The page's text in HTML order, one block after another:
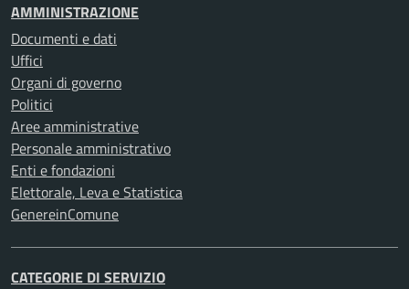
AMMINISTRAZIONE
Documenti e dati
Uffici
Organi di governo
Politici
Aree amministrative
Personale amministrativo
Enti e fondazioni
Elettorale, Leva e Statistica
GenereinComune
CATEGORIE DI SERVIZIO